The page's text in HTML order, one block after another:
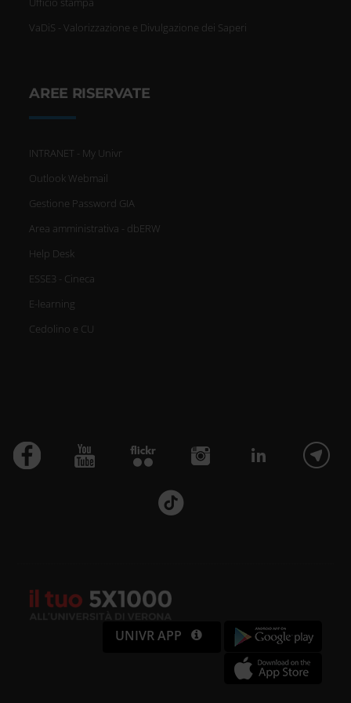
VaDiS - Valorizzazione e Divulgazione dei Saperi
AREE RISERVATE
INTRANET - My Univr
Outlook Webmail
Gestione Password GIA
Area amministrativa - dbERW
Help Desk
ESSE3 - Cineca
E-learning
Cedolino e CU
UNIVR APP